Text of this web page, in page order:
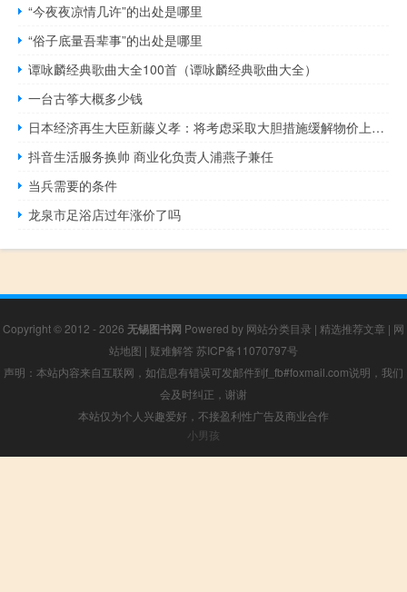
“今夜夜凉情几许”的出处是哪里
“俗子底量吾辈事”的出处是哪里
谭咏麟经典歌曲大全100首（谭咏麟经典歌曲大全）
一台古筝大概多少钱
日本经济再生大臣新藤义孝：将考虑采取大胆措施缓解物价上涨带来的痛苦将竭尽全力实现结构性工资上涨
抖音生活服务换帅 商业化负责人浦燕子兼任
当兵需要的条件
龙泉市足浴店过年涨价了吗
Copyright © 2012 - 2026 无锡图书网 Powered by 网站分类目录 | 精选推荐文章 | 网
站地图 | 疑难解答 苏ICP备11070797号
声明：本站内容来自互联网，如信息有错误可发邮件到f_fb#foxmail.com说明，我们
会及时纠正，谢谢
本站仅为个人兴趣爱好，不接盈利性广告及商业合作
小男孩